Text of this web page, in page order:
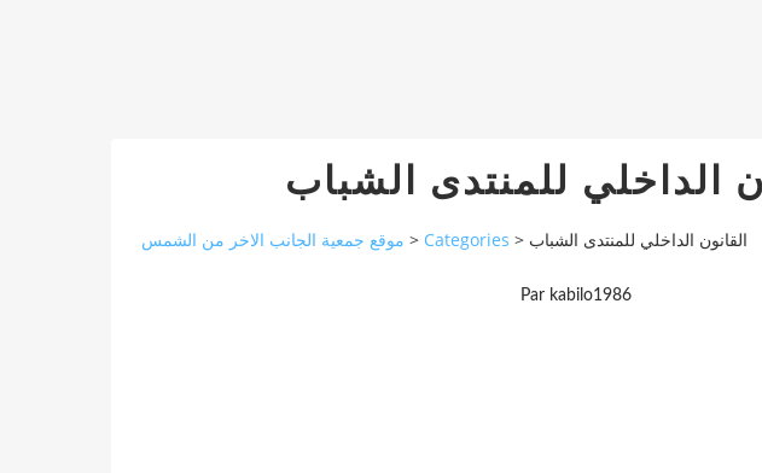
الداخلي للمنتدى الشباب
موقع جمعية الجانب الاخر من الشمس > Categories > القانون الداخلي للمنتدى الشباب
Par kabilo1986